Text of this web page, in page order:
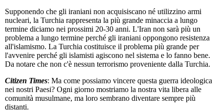
Supponendo che gli iraniani non acquisiscano né utilizzino armi
nucleari, la Turchia rappresenta la più grande minaccia a lungo
termine diciamo nei prossimi 20-30 anni. L'Iran non sarà più un
problema a lungo termine perché gli iraniani oppongono resistenza
all'islamismo. La Turchia costituisce il problema più grande per
l'avvenire perché gli islamisti agiscono nel sistema e lo fanno bene.
Da notare che non c'è nessun terrorismo proveniente dalla Turchia.
Citizen Times: Ma come possiamo vincere questa guerra ideologica
nei nostri Paesi? Ogni giorno mostriamo la nostra vita libera alle
comunità musulmane, ma loro sembrano diventare sempre più
distanti.